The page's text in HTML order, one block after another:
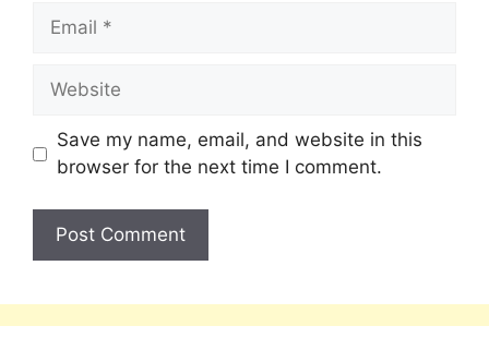
Save my name, email, and website in this
browser for the next time I comment.